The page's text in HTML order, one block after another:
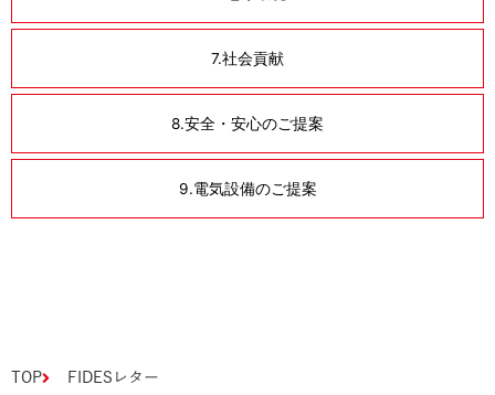
7.社会貢献
8.安全・安心のご提案
9.電気設備のご提案
TOP FIDESレター